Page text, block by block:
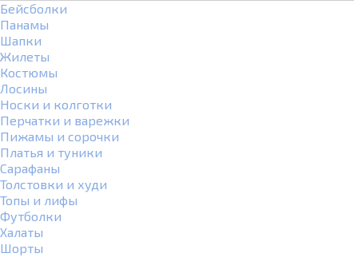
Бейсболки
Панамы
Шапки
Жилеты
Костюмы
Лосины
Носки и колготки
Перчатки и варежки
Пижамы и сорочки
Платья и туники
Сарафаны
Толстовки и худи
Топы и лифы
Футболки
Халаты
Шорты